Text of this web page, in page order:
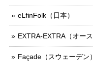
eLfinFolk（日本）
EXTRA-EXTRA（オース
Façade（スウェーデン）